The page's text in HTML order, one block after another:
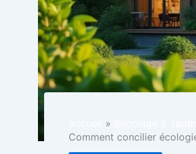
Comment concilier